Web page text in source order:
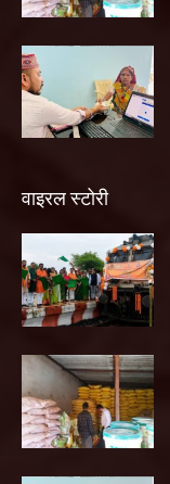
वाइरल स्टोरी